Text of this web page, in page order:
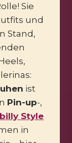
Sie
und
Stand,
ist
Pin-up-,
Style
in